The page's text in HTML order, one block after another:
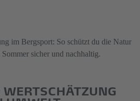
im Bergsport: So schützt du die Natur
sicher und nachhaltig.